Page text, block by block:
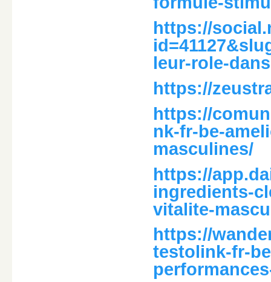
https://
leur-role-
https://
https://
nk-fr-be-
masculines/
https://
ingredients-
vitalite-
https://
testolink-fr-